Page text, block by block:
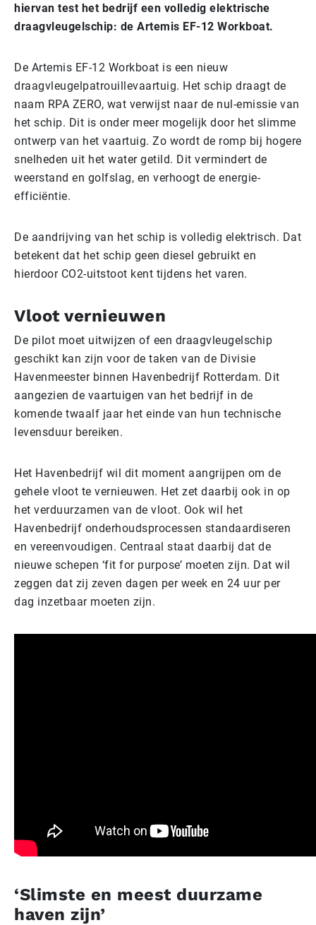
hiervan test het bedrijf een volledig elektrische
draagvleugelschip: de Artemis EF-12 Workboat.
De Artemis EF-12 Workboat is een nieuw
draagvleugelpatrouillevaartuig. Het schip draagt de
naam RPA ZERO, wat verwijst naar de nul-emissie van
het schip. Dit is onder meer mogelijk door het slimme
ontwerp van het vaartuig. Zo wordt de romp bij hogere
snelheden uit het water getild. Dit vermindert de
weerstand en golfslag, en verhoogt de energie-
efficiëntie.
De aandrijving van het schip is volledig elektrisch. Dat
betekent dat het schip geen diesel gebruikt en
hierdoor CO2-uitstoot kent tijdens het varen.
Vloot vernieuwen
De pilot moet uitwijzen of een draagvleugelschip
geschikt kan zijn voor de taken van de Divisie
Havenmeester binnen Havenbedrijf Rotterdam. Dit
aangezien de vaartuigen van het bedrijf in de
komende twaalf jaar het einde van hun technische
levensduur bereiken.
Het Havenbedrijf wil dit moment aangrijpen om de
gehele vloot te vernieuwen. Het zet daarbij ook in op
het verduurzamen van de vloot. Ook wil het
Havenbedrijf onderhoudsprocessen standaardiseren
en vereenvoudigen. Centraal staat daarbij dat de
nieuwe schepen ‘fit for purpose’ moeten zijn. Dat wil
zeggen dat zij zeven dagen per week en 24 uur per
dag inzetbaar moeten zijn.
‘Slimste en meest duurzame
haven zijn’